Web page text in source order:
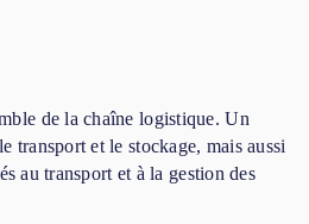
de la chaîne logistique. Un
transport et le stockage, mais aussi
au transport et à la gestion des